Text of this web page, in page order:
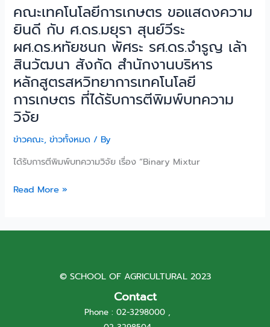
คณะเทคโนโลยีการเกษตร ขอแสดงความ
ยินดี กับ ศ.ดร.มยุรา สุนย์วีระ
ผศ.ดร.หทัยชนก พัศระ รศ.ดร.จำรูญ เล้า
สินวัฒนา สังกัด สำนักงานบริหาร
หลักสูตรสหวิทยาการเทคโนโลยี
การเกษตร ที่ได้รับการตีพิมพ์บทความ
วิจัย
ข่าวคณะ,ข่าวทั้งหมด / By
ได้รับการตีพิมพ์บทความวิจัย เรื่อง “Binary Mixtur
ระ
รศ.ดร.จำรูญ
สิน
วัฒนา
สังกัด
สำนักงาน
บริหาร
หลักสูตร
สห
วิทยาการ
การเกษตร
รับ
Read More »
© SCHOOL OF AGRICULTURAL 2023
Contact
Phone : 02-3298000 ,